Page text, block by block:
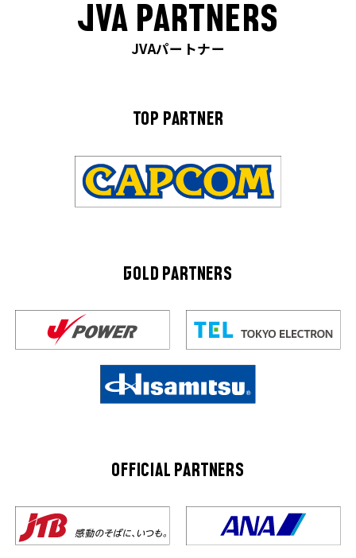
JVA PARTNERS
JVAパートナー
TOP PARTNER
GOLD PARTNERS
OFFICIAL PARTNERS